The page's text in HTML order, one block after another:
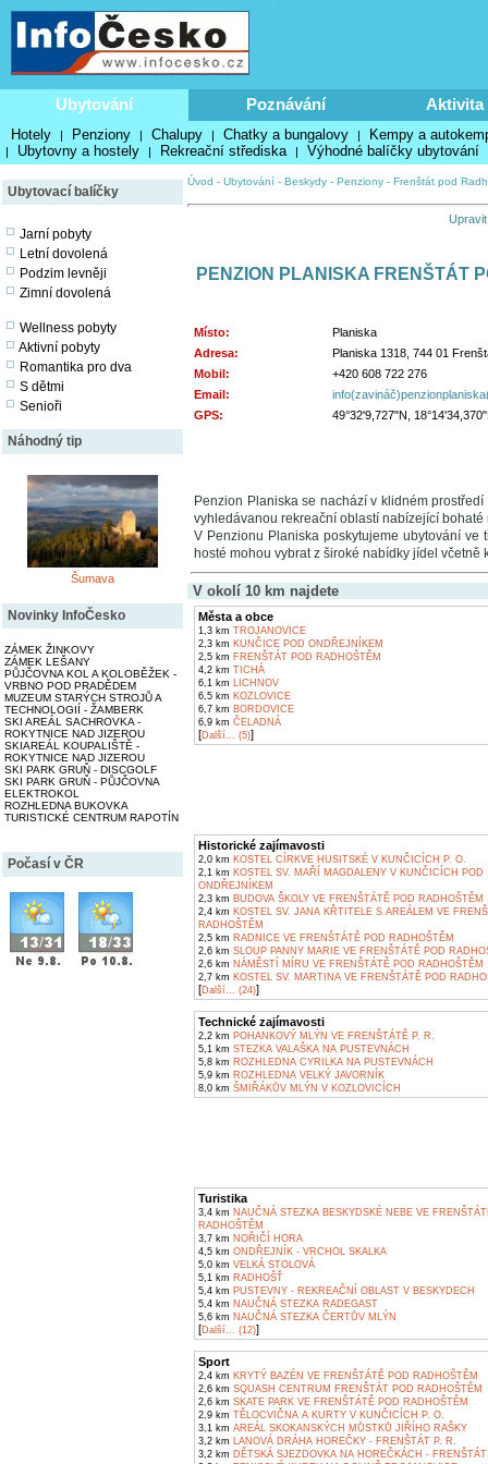
Ubytování Poznávání Aktivita
Hotely | Penziony | Chalupy | Chatky a bungalovy | Kempy a
| Ubytovny a hostely | Rekreační střediska | Výhodné balíčky ubytování
Ubytovací balíčky
Jarní pobyty
Letní dovolená
Podzim levněji
Zimní dovolená
Wellness pobyty
Aktivní pobyty
Romantika pro dva
S dětmi
Senioři
Náhodný tip
Šumava
Novinky InfoČesko
ZÁMEK ŽINKOVY
ZÁMEK LEŠANY
PŮJČOVNA KOL A KOLOBĚŽEK -
VRBNO POD PRADĚDEM
MUZEUM STARÝCH STROJŮ A
TECHNOLOGIÍ - ŽAMBERK
SKI AREÁL SACHROVKA -
ROKYTNICE NAD JIZEROU
SKIAREÁL KOUPALIŠTĚ -
ROKYTNICE NAD JIZEROU
SKI PARK GRUŇ - DISCGOLF
SKI PARK GRUŇ - PŮJČOVNA
ELEKTROKOL
ROZHLEDNA BUKOVKA
TURISTICKÉ CENTRUM RAPOTÍN
Počasí v ČR
Úvod - Ubytování - Beskydy - Penziony - Frenštát pod
PENZION PLANISKA FRENŠTÁT
Místo:
Planiska
Adresa:
Planiska 1318, 744 01
Mobil:
+420 608 722 276
Email:
GPS:
49°32'9,727"N,
Penzion Planiska se nachází v klidném
vyhledávanou rekreační oblastí nabízející
V Penzionu Planiska poskytujeme ubytování
hosté mohou vybrat z široké nabídky jídel včetně
V okolí 10 km najdete
Města a obce
1,3 km TROJANOVICE
2,3 km KUNČICE POD ONDŘEJNÍKEM
2,5 km FRENŠTÁT POD RADHOŠTĚM
4,2 km TICHÁ
6,1 km LICHNOV
6,5 km KOZLOVICE
6,7 km BORDOVICE
6,9 km ČELADNÁ
[Další... (5)]
Historické zajímavosti
2,0 km KOSTEL CÍRKVE HUSITSKÉ V KUNČICÍCH P. O.
2,1 km KOSTEL SV. MAŘÍ MAGDALENY V KUNČICÍCH POD
ONDŘEJNÍKEM
2,3 km BUDOVA ŠKOLY VE FRENŠTÁTĚ POD RADHOŠTĚM
2,4 km KOSTEL SV. JANA KŘTITELE S AREÁLEM VE
RADHOŠTĚM
2,5 km RADNICE VE FRENŠTÁTĚ POD RADHOŠTĚM
2,6 km SLOUP PANNY MARIE VE FRENŠTÁTĚ POD
2,6 km NÁMĚSTÍ MÍRU VE FRENŠTÁTĚ POD RADHOŠTĚM
2,7 km KOSTEL SV. MARTINA VE FRENŠTÁTĚ POD
[Další... (24)]
Technické zajímavosti
2,2 km POHANKOVÝ MLÝN VE FRENŠTÁTĚ P. R.
5,1 km STEZKA VALAŠKA NA PUSTEVNÁCH
5,8 km ROZHLEDNA CYRILKA NA PUSTEVNÁCH
5,9 km ROZHLEDNA VELKÝ JAVORNÍK
8,0 km ŠMIŘÁKŮV MLÝN V KOZLOVICÍCH
Turistika
3,4 km NAUČNÁ STEZKA BESKYDSKÉ NEBE VE
RADHOŠTĚM
3,7 km NOŘIČÍ HORA
4,5 km ONDŘEJNÍK - VRCHOL SKALKA
5,0 km VELKÁ STOLOVÁ
5,1 km RADHOŠŤ
5,4 km PUSTEVNY - REKREAČNÍ OBLAST V BESKYDECH
5,4 km NAUČNÁ STEZKA RADEGAST
5,6 km NAUČNÁ STEZKA ČERTŮV MLÝN
[Další... (12)]
Sport
2,4 km KRYTÝ BAZÉN VE FRENŠTÁTĚ POD RADHOŠTĚM
2,6 km SQUASH CENTRUM FRENŠTÁT POD RADHOŠTĚM
2,6 km SKATE PARK VE FRENŠTÁTĚ POD RADHOŠTĚM
2,9 km TĚLOCVIČNA A KURTY V KUNČICÍCH P. O.
3,1 km AREÁL SKOKANSKÝCH MŮSTKŮ JIŘÍHO RAŠKY
3,2 km LANOVÁ DRÁHA HOREČKY - FRENŠTÁT P. R.
3,2 km DĚTSKÁ SJEZDOVKA NA HOREČKÁCH -